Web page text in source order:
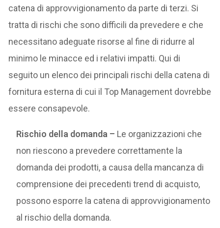
catena di approvvigionamento da parte di terzi. Si
tratta di rischi che sono difficili da prevedere e che
necessitano adeguate risorse al fine di ridurre al
minimo le minacce ed i relativi impatti. Qui di
seguito un elenco dei principali rischi della catena di
fornitura esterna di cui il Top Management dovrebbe
essere consapevole.
Rischio della domanda – Le organizzazioni che
non riescono a prevedere correttamente la
domanda dei prodotti, a causa della mancanza di
comprensione dei precedenti trend di acquisto,
possono esporre la catena di approvvigionamento
al rischio della domanda.